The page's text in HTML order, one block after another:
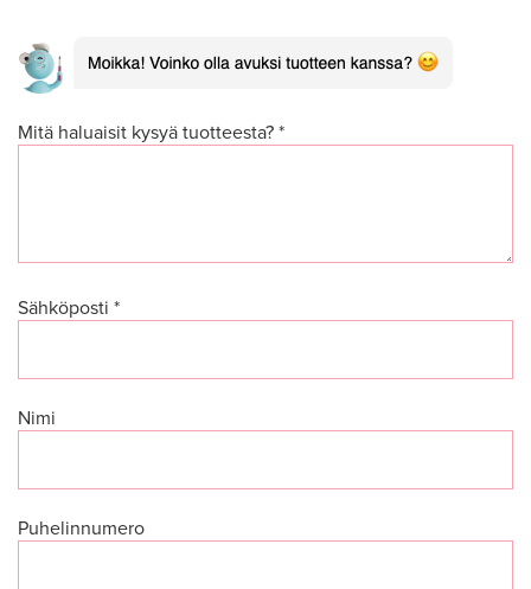
Mitä haluaisit kysyä tuotteesta? *
Sähköposti *
Nimi
Puhelinnumero